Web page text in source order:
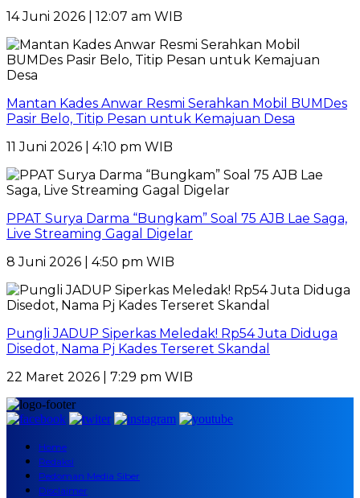
14 Juni 2026 | 12:07 am WIB
Mantan Kades Anwar Resmi Serahkan Mobil BUMDes
Pasir Belo, Titip Pesan untuk Kemajuan Desa
11 Juni 2026 | 4:10 pm WIB
PPAT Surya Darma “Bungkam” Soal 75 AJB Lae Saga,
Live Streaming Gagal Digelar
8 Juni 2026 | 4:50 pm WIB
Pungli JADUP Siperkas Meledak! Rp54 Juta Diduga
Disedot, Nama Pj Kades Terseret Skandal
22 Maret 2026 | 7:29 pm WIB
Home
Redaksi
Pedoman Media Siber
Disclaimer